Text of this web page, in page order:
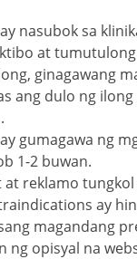
nasubok sa
at
ginagawang
ang dulo ng
gumagawa ng
1-2 buwan.
at reklamo tungkol
ay
magandang
ng opisyal na